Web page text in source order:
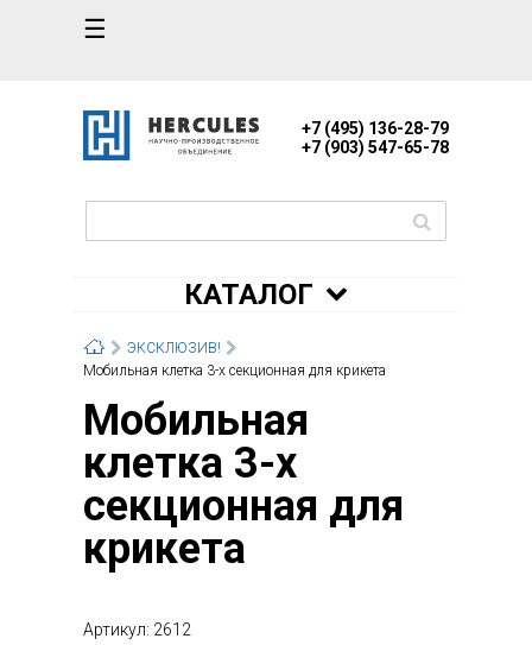
☰
+7 (495) 136-28-79
+7 (903) 547-65-78
КАТАЛОГ
ЭКСКЛЮЗИВ!
Мобильная клетка 3-х секционная для крикета
Мобильная
клетка 3-х
секционная для
крикета
Артикул: 2612